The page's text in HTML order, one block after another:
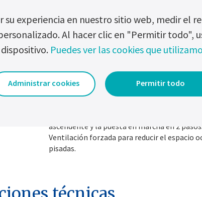
Memorización de configuraciones
futuras necesidades de mantenimiento.
Integración completa innovadora con
de cloruro metálico de sodio).
Compatibilidad total con baterías de Plomo-
cadmio, selladas o ventiladas y de Ion-Litio.
Diseñado para más de 20 años de
ascendente y la puesta en marcha en 2 pasos.
Ventilación forzada para reducir el espacio
pisadas.
su experiencia en nuestro sitio web, medir el
Al hacer clic en "Permitir todo",
Puedes ver las cookies que
Administrar cookies Permitir todo